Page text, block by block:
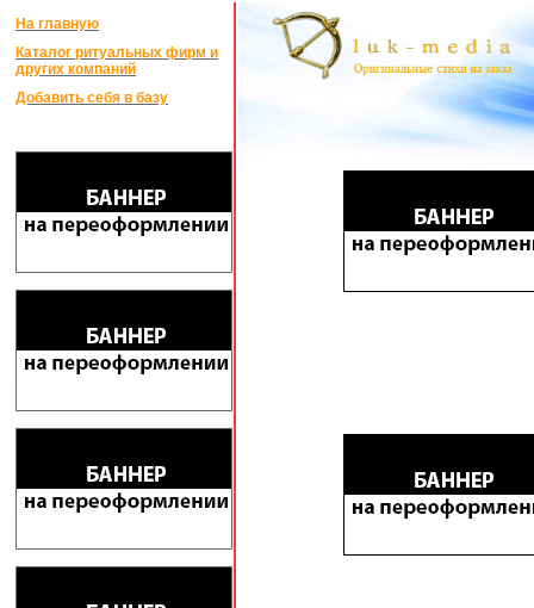
На главную
Каталог ритуальных фирм и
других компаний
Добавить себя в базу